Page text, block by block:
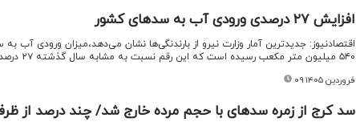
افزایش ۲۷ درصدی ورودی آب به سدهای کشور
۵۴۰ میلیون متر مکعب رسیده است که این رقم نسبت به مشابه سال گذشته ۲۷ درصد افزایش نشان می‌دهد.
۰۹ فروردین ۱۴۰۵
سد کرج از زمره سدهای با حجم مرده خارج شد/ چند درصد از